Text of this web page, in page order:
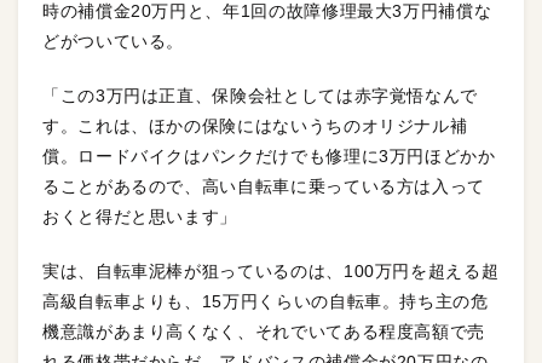
時の補償金20万円と、年1回の故障修理最大3万円補償な
どがついている。
「この3万円は正直、保険会社としては赤字覚悟なんで
す。これは、ほかの保険にはないうちのオリジナル補
償。ロードバイクはパンクだけでも修理に3万円ほどかか
ることがあるので、高い自転車に乗っている方は入って
おくと得だと思います」
実は、自転車泥棒が狙っているのは、100万円を超える超
高級自転車よりも、15万円くらいの自転車。持ち主の危
機意識があまり高くなく、それでいてある程度高額で売